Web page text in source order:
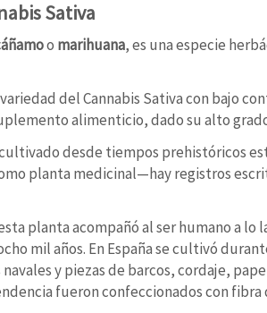
Sativa
o marihuana, es una especie
del Cannabis Sativa con bajo
alimenticio, dado su alto
cultivado desde tiempos prehistóricos
planta medicinal—hay registros
planta acompañó al ser humano a
mil años. En España se cultivó
y piezas de barcos, cordaje,
fueron confeccionados con fibra